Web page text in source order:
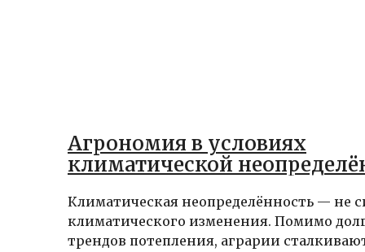
Агрономия в условиях
климатической
Климатическая неопределённость — не
климатического изменения. Помимо
трендов потепления, аграрии